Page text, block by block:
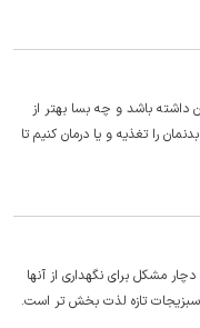
داشته باشد و چه بسا بهتر از
را تغذیه و یا درمان کنیم تا
مشکل برای نگهداری از آنها
تازه لذت بخش تر است.